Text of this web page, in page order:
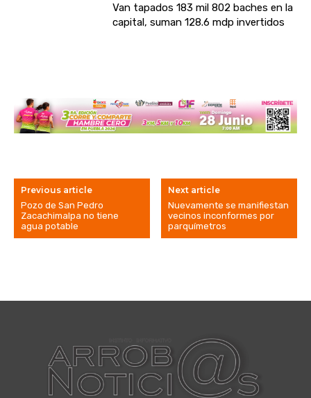
Van tapados 183 mil 802 baches en la
capital, suman 128.6 mdp invertidos
Previous article
Pozo de San Pedro
Zacachimalpa no tiene
agua potable
Next article
Nuevamente se manifiestan
vecinos inconformes por
parquímetros